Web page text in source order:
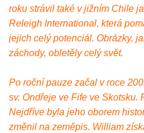
roku strávil také v jižním Chile
Releigh International, která
jejich celý potenciál. Obrázky,
záchody, obletěly celý svět.
Po roční pauze začal v roce
sv. Ondřeje ve Fife ve Skotsku.
Nejdříve byla jeho oborem
změnil na zeměpis. William